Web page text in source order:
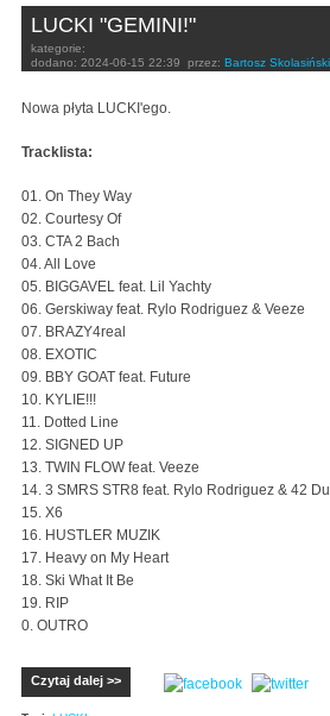
LUCKI "GEMINI!"
kategorie:
dodano: 2024-06-15 22:39 przez: Bartosz Skolasiński
Nowa płyta LUCKI'ego.
Tracklista:
01. On They Way
02. Courtesy Of
03. CTA 2 Bach
04. All Love
05. BIGGAVEL feat. Lil Yachty
06. Gerskiway feat. Rylo Rodriguez & Veeze
07. BRAZY4real
08. EXOTIC
09. BBY GOAT feat. Future
10. KYLIE!!!
11. Dotted Line
12. SIGNED UP
13. TWIN FLOW feat. Veeze
14. 3 SMRS STR8 feat. Rylo Rodriguez & 42
15. X6
16. HUSTLER MUZIK
17. Heavy on My Heart
18. Ski What It Be
19. RIP
0. OUTRO
Czytaj dalej >>